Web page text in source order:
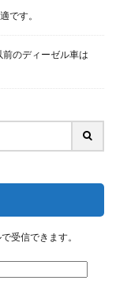
です。
のディーゼル車は
受信できます。